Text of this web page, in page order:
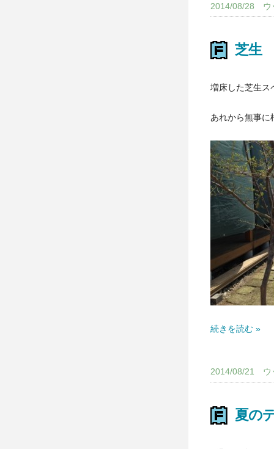
2014/08/28 ウ
芝生
増床した芝生ス
あれから無事に
続きを読む »
2014/08/21 ウ
夏の